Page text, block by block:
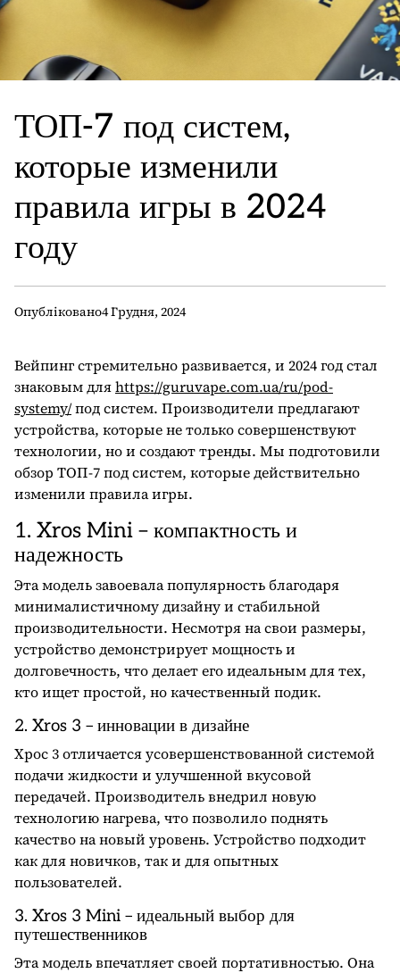
ТОП-7 под систем,
которые изменили
правила игры в 2024
году
Опубліковано4 Грудня, 2024
Вейпинг стремительно развивается, и 2024 год стал
знаковым дляhttps://guruvape.com.ua/ru/pod-
systemy/под систем. Производители предлагают
устройства, которые не только совершенствуют
технологии, но и создают тренды. Мы подготовили
обзор ТОП-7 под систем, которые действительно
изменили правила игры.
1. Xros Mini – компактность и
надежность
Эта модель завоевала популярность благодаря
минималистичному дизайну и стабильной
производительности. Несмотря на свои размеры,
устройство демонстрирует мощность и
долговечность, что делает его идеальным для тех,
кто ищет простой, но качественный подик.
2. Xros 3 – инновации в дизайне
Хрос3 отличается усовершенствованной системой
подачи жидкости и улучшенной вкусовой
передачей. Производитель внедрил новую
технологию нагрева, что позволило поднять
качество на новый уровень. Устройство подходит
как для новичков, так и для опытных
пользователей.
3. Xros 3 Mini – идеальный выбор для
путешественников
Эта модель впечатляет своей портативностью. Она